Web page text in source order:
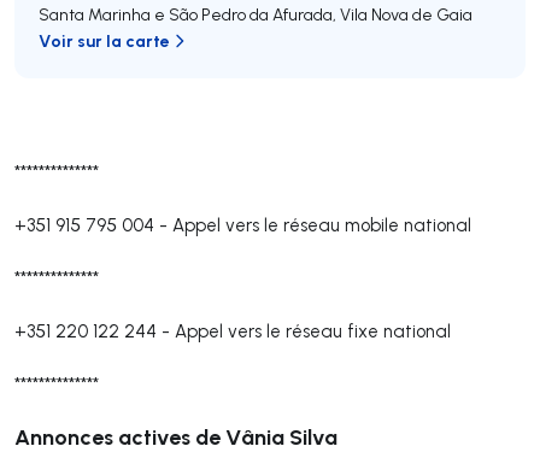
**************
+351 915 795 004 - Appel vers le réseau mobile national
**************
+351 220 122 244 - Appel vers le réseau fixe national
**************
Annonces actives de Vânia Silva
Santa Marinha e São Pedro da Afurada, Vila Nova de Gaia
Voir sur la carte